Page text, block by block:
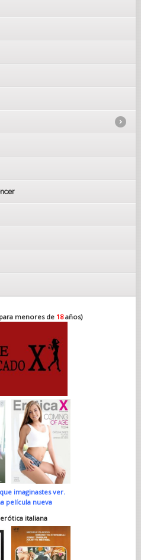
menores de 18años)
imaginastes ver.
película nueva
italiana